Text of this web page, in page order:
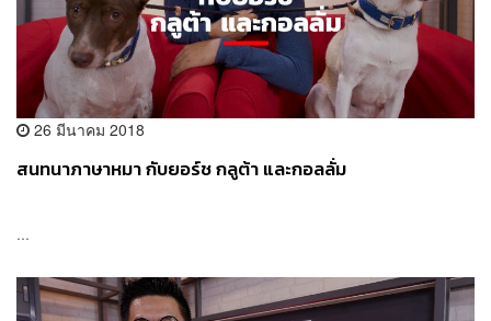
26 มีนาคม 2018
สนทนาภาษาหมา กับยอร์ช กลูต้า และกอลลั่ม
...